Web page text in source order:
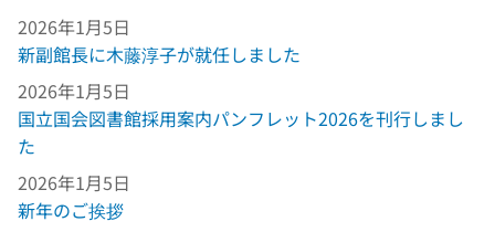
2026年1月5日
新副館長に木藤淳子が就任しました
2026年1月5日
国立国会図書館採用案内パンフレット2026を刊行しまし
た
2026年1月5日
新年のご挨拶